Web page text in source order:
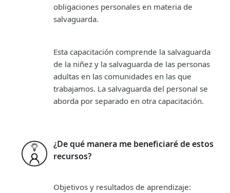
obligaciones personales en materia de
salvaguarda.
Esta capacitación comprende la salvaguarda
de la niñez y la salvaguarda de las personas
adultas en las comunidades en las que
trabajamos. La salvaguarda del personal se
aborda por separado en otra capacitación.
¿De qué manera me beneficiaré de estos
recursos?
Objetivos y resultados de aprendizaje: